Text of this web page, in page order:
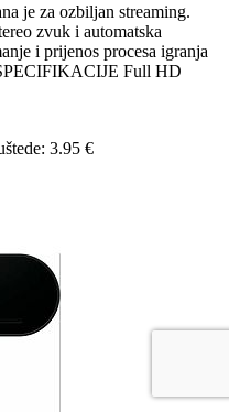
je za ozbiljan streaming.
zvuk i automatska
i prijenos procesa igranja
Full HD
3.95 €